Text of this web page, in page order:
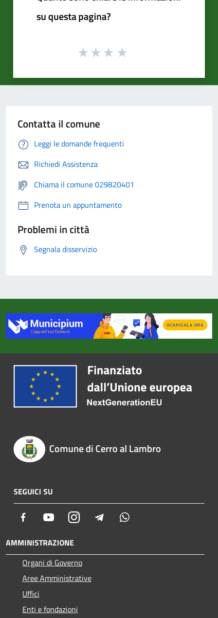
su questa pagina?
Contatta il comune
Leggi le domande frequenti
Richiedi Assistenza
Chiama il comune 029820401
Prenota un appuntamento
Problemi in città
Segnala disservizio
Comune di Cerro al Lambro
SEGUICI SU
Facebook YoutubeInstagram Telegram
AMMINISTRAZIONE
Organi di Governo
Aree Amministrative
Uffici
Enti e fondazioni